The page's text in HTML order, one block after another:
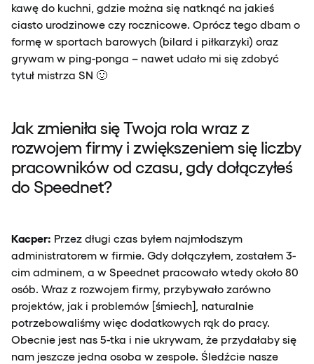
kawę do kuchni, gdzie można się natknąć na jakieś
ciasto urodzinowe czy rocznicowe. Oprócz tego dbam o
formę w sportach barowych (bilard i piłkarzyki) oraz
grywam w ping-ponga – nawet udało mi się zdobyć
tytuł mistrza SN 🙂
Jak zmieniła się Twoja rola wraz z
rozwojem firmy i zwiększeniem się liczby
pracowników od czasu, gdy dołączyłeś
do Speednet?
Kacper: Przez długi czas byłem najmłodszym
administratorem w firmie. Gdy dołączyłem, zostałem 3-
cim adminem, a w Speednet pracowało wtedy około 80
osób. Wraz z rozwojem firmy, przybywało zarówno
projektów, jak i problemów [śmiech], naturalnie
potrzebowaliśmy więc dodatkowych rąk do pracy.
Obecnie jest nas 5-tka i nie ukrywam, że przydałaby się
nam jeszcze jedna osoba w zespole. Śledźcie nasze